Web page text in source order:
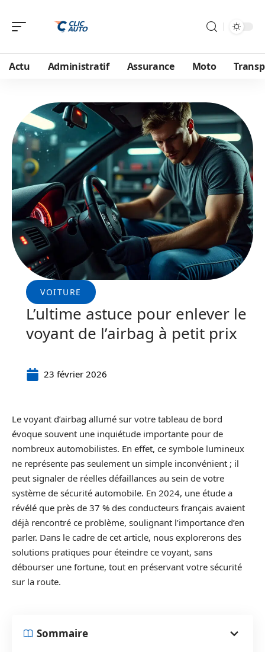
Actu Administratif Assurance Moto
VOITURE
L’ultime astuce pour enlever le
voyant de l’airbag à petit prix
23 février 2026
Le voyant d’airbag allumé sur votre tableau de bord
évoque souvent une inquiétude importante pour de
nombreux automobilistes. En effet, ce symbole lumineux
ne représente pas seulement un simple inconvénient ; il
peut signaler de réelles défaillances au sein de votre
système de sécurité automobile. En 2024, une étude a
révélé que près de 37 % des conducteurs français avaient
déjà rencontré ce problème, soulignant l’importance d’en
parler. Dans le cadre de cet article, nous explorerons des
solutions pratiques pour éteindre ce voyant, sans
débourser une fortune, tout en préservant votre sécurité
sur la route.
Sommaire